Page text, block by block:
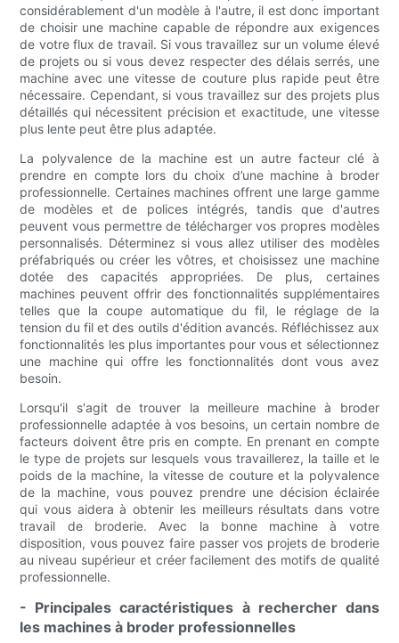
considérablement d'un modèle à l'autre, il est donc important
de choisir une machine capable de répondre aux exigences
de votre flux de travail. Si vous travaillez sur un volume élevé
de projets ou si vous devez respecter des délais serrés, une
machine avec une vitesse de couture plus rapide peut être
nécessaire. Cependant, si vous travaillez sur des projets plus
détaillés qui nécessitent précision et exactitude, une vitesse
plus lente peut être plus adaptée.
La polyvalence de la machine est un autre facteur clé à
prendre en compte lors du choix d’une machine à broder
professionnelle. Certaines machines offrent une large gamme
de modèles et de polices intégrés, tandis que d'autres
peuvent vous permettre de télécharger vos propres modèles
personnalisés. Déterminez si vous allez utiliser des modèles
préfabriqués ou créer les vôtres, et choisissez une machine
dotée des capacités appropriées. De plus, certaines
machines peuvent offrir des fonctionnalités supplémentaires
telles que la coupe automatique du fil, le réglage de la
tension du fil et des outils d'édition avancés. Réfléchissez aux
fonctionnalités les plus importantes pour vous et sélectionnez
une machine qui offre les fonctionnalités dont vous avez
besoin.
Lorsqu'il s'agit de trouver la meilleure machine à broder
professionnelle adaptée à vos besoins, un certain nombre de
facteurs doivent être pris en compte. En prenant en compte
le type de projets sur lesquels vous travaillerez, la taille et le
poids de la machine, la vitesse de couture et la polyvalence
de la machine, vous pouvez prendre une décision éclairée
qui vous aidera à obtenir les meilleurs résultats dans votre
travail de broderie. Avec la bonne machine à votre
disposition, vous pouvez faire passer vos projets de broderie
au niveau supérieur et créer facilement des motifs de qualité
professionnelle.
- Principales caractéristiques à rechercher dans
les machines à broder professionnelles